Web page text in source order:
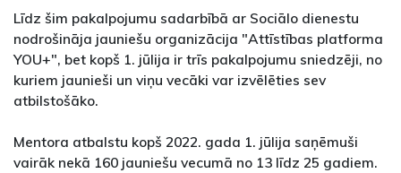
Līdz šim pakalpojumu sadarbībā ar Sociālo dienestu
nodrošināja jauniešu organizācija "Attīstības platforma
YOU+", bet kopš 1. jūlija ir trīs pakalpojumu sniedzēji, no
kuriem jaunieši un viņu vecāki var izvēlēties sev
atbilstošāko.
Mentora atbalstu kopš 2022. gada 1. jūlija saņēmuši
vairāk nekā 160 jauniešu vecumā no 13 līdz 25 gadiem.